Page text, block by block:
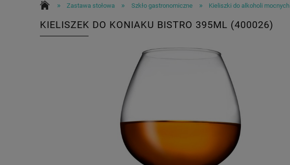
» Zastawa stołowa » Szkło gastronomiczne » Kieliszki do alkoholi mocnych
KIELISZEK DO KONIAKU BISTRO 395ML (400026)